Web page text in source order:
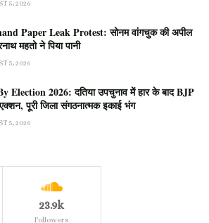
5, 2026
Paper Leak Protest: सोनम वांगचुक की अपील
महतो ने पिया पानी
5, 2026
Election 2026: दतिया उपचुनाव में हार के बाद BJP
पूरी जिला संगठनात्मक इकाई भंग
5, 2026
23.9k
Followers